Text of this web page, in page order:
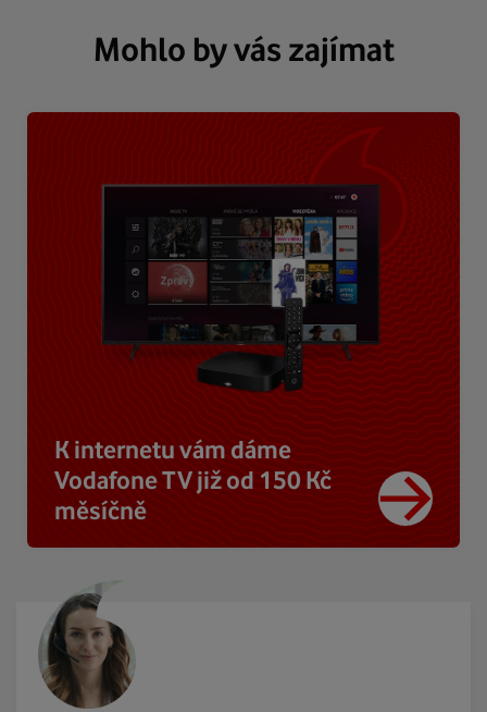
Mohlo by vás zajímat
K internetu vám dáme
Vodafone TV již od 150 Kč
měsíčně